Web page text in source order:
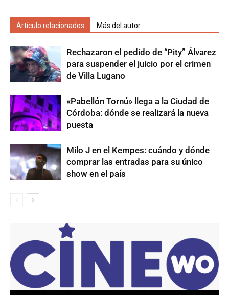
Artículo relacionados Más del autor
Rechazaron el pedido de “Pity” Álvarez
para suspender el juicio por el crimen
de Villa Lugano
«Pabellón Tornú» llega a la Ciudad de
Córdoba: dónde se realizará la nueva
puesta
Milo J en el Kempes: cuándo y dónde
comprar las entradas para su único
show en el país